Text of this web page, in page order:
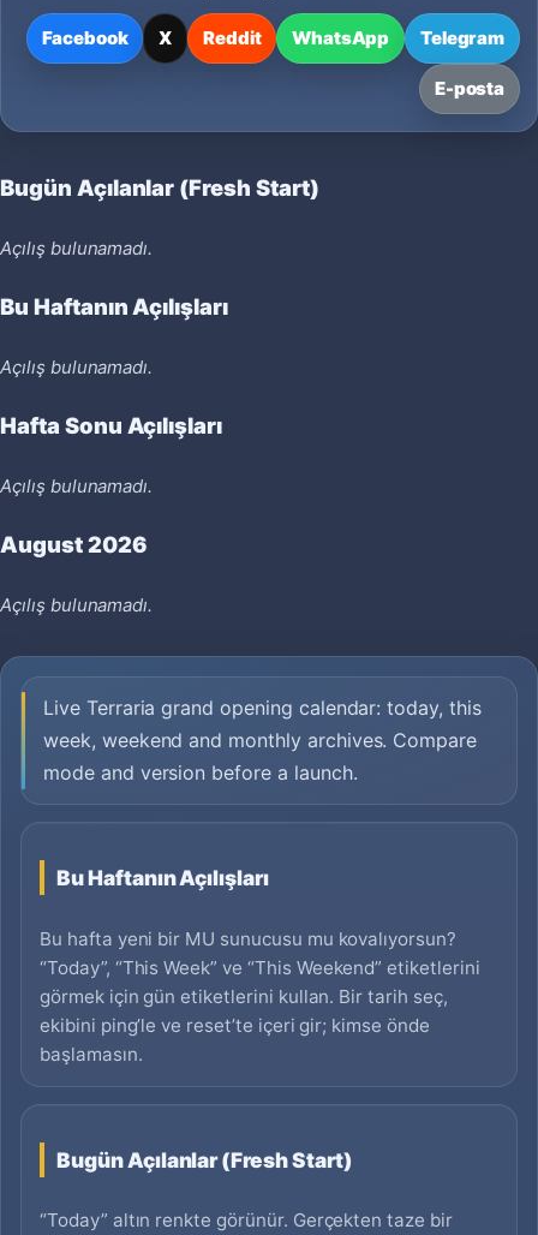
Facebook X Reddit WhatsApp Telegram
E-posta
Bugün Açılanlar (Fresh Start)
Açılış bulunamadı.
Bu Haftanın Açılışları
Açılış bulunamadı.
Hafta Sonu Açılışları
Açılış bulunamadı.
August 2026
Açılış bulunamadı.
Live Terraria grand opening calendar: today, this
week, weekend and monthly archives. Compare
mode and version before a launch.
Bu Haftanın Açılışları
Bu hafta yeni bir MU sunucusu mu kovalıyorsun?
“Today”, “This Week” ve “This Weekend” etiketlerini
görmek için gün etiketlerini kullan. Bir tarih seç,
ekibini ping’le ve reset’te içeri gir; kimse önde
başlamasın.
Bugün Açılanlar (Fresh Start)
“Today” altın renkte görünür. Gerçekten taze bir